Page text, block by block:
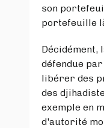
son
portefeuille
Décidément,
défendue
libérer des
des
exemple en
d'autorité